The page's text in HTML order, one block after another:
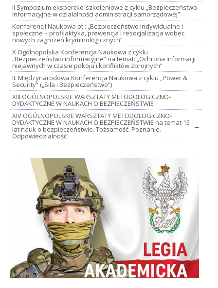
II Sympozjum ekspercko-szkoleniowe z cyklu „Bezpieczeństwo
informacyjne w działalności administracji samorządowej”
Konferencji Naukowa pt.: „Bezpieczeństwo indywidualne i
społeczne – profilaktyka, prewencja i resocjalizacja wobec
nowych zagrożeń kryminologicznych”
X Ogólnopolska Konferencja Naukowa z cyklu
„Bezpieczeństwo informacyjne” na temat: „Ochrona informacji
niejawnych w czasie pokoju i konfliktów zbrojnych”
II. Międzynarodowa Konferencja Naukowa z cyklu „Power &
Security” („Siła i Bezpieczeństwo”)
XIII OGÓLNOPOLSKIE WARSZTATY METODOLOGICZNO-
DYDAKTYCZNE W NAUKACH O BEZPIECZEŃSTWIE
XIV OGÓLNOPOLSKIE WARSZTATY METODOLOGICZNO-
DYDAKTYCZNE W NAUKACH O BEZPIECZEŃSTWIE na temat 15
lat nauk o bezpieczeństwie. Tożsamość. Poznanie.
Odpowiedzialność
→